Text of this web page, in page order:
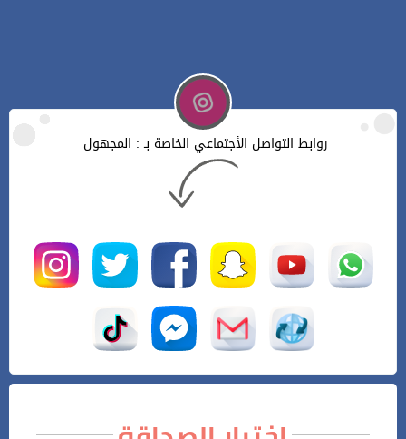
روابط التواصل الأجتماعي الخاصة بـ : المجهول